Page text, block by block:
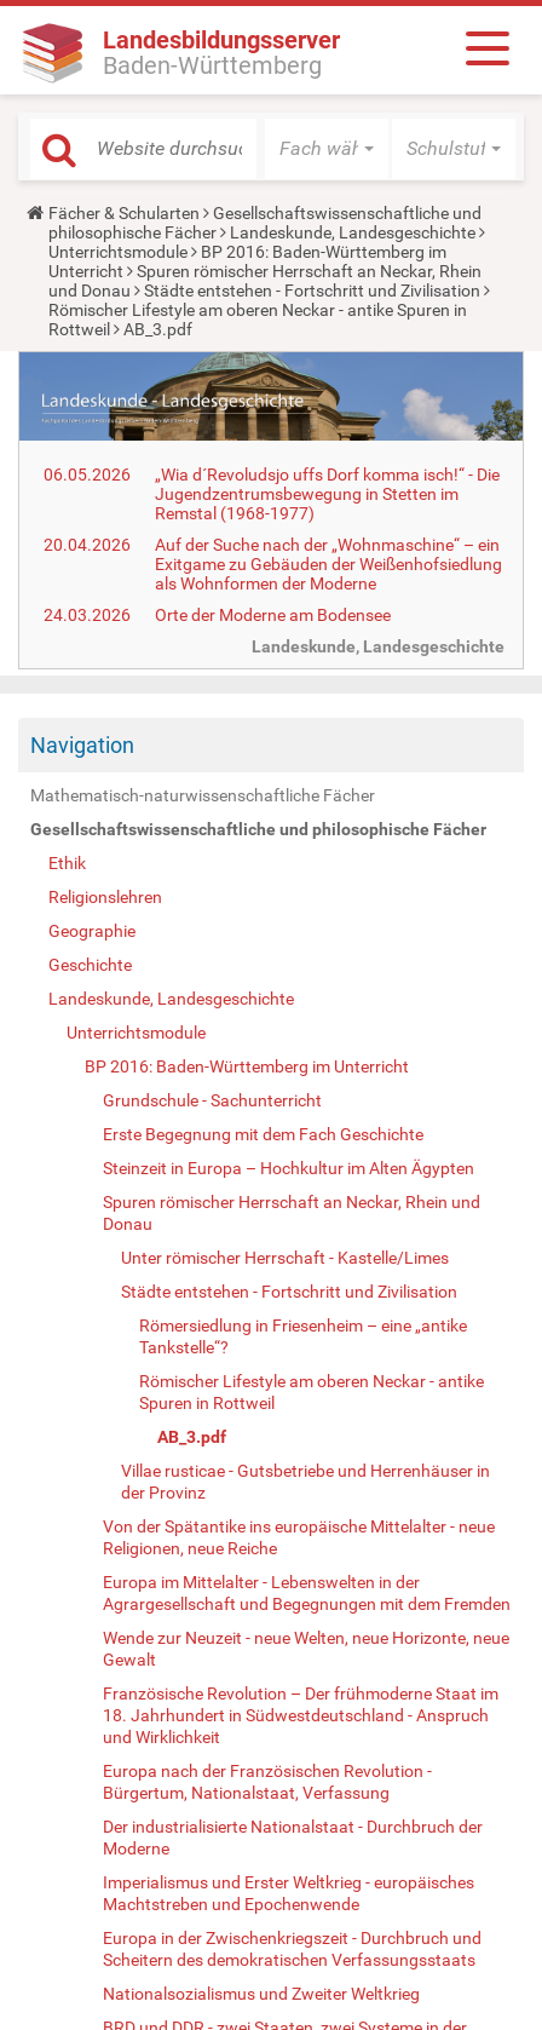
Landesbildungsserver
Baden-Württemberg
Fach wählen Schulstufe
Y
o
u
a
r
e
h
e
:
Fächer & Schularten
Gesellschaftswissenschaftliche und
philosophische Fächer
Landeskunde, Landesgeschichte
Unterrichtsmodule
BP 2016: Baden-Württemberg im
Unterricht
Spuren römischer Herrschaft an Neckar, Rhein
und Donau
Städte entstehen - Fortschritt und Zivilisation
Römischer Lifestyle am oberen Neckar - antike Spuren in
Rottweil
AB_3.pdf
06.05.2026
„Wia d´Revoludsjo uffs Dorf komma isch!“ - Die
Jugendzentrumsbewegung in Stetten im
Remstal (1968-1977)
20.04.2026
Auf der Suche nach der „Wohnmaschine“ – ein
Exitgame zu Gebäuden der Weißenhofsiedlung
als Wohnformen der Moderne
24.03.2026
Orte der Moderne am Bodensee
Landeskunde, Landesgeschichte
Navigation
Mathematisch-naturwissenschaftliche Fächer
Gesellschaftswissenschaftliche und philosophische Fächer
Ethik
Religionslehren
Geographie
Geschichte
Landeskunde, Landesgeschichte
Unterrichtsmodule
BP 2016: Baden-Württemberg im Unterricht
Grundschule - Sachunterricht
Erste Begegnung mit dem Fach Geschichte
Steinzeit in Europa – Hochkultur im Alten Ägypten
Spuren römischer Herrschaft an Neckar, Rhein und
Donau
Unter römischer Herrschaft - Kastelle/Limes
Städte entstehen - Fortschritt und Zivilisation
Römersiedlung in Friesenheim – eine „antike
Tankstelle“?
Römischer Lifestyle am oberen Neckar - antike
Spuren in Rottweil
AB_3.pdf
Villae rusticae - Gutsbetriebe und Herrenhäuser in
der Provinz
Von der Spätantike ins europäische Mittelalter - neue
Religionen, neue Reiche
Europa im Mittelalter - Lebenswelten in der
Agrargesellschaft und Begegnungen mit dem Fremden
Wende zur Neuzeit - neue Welten, neue Horizonte, neue
Gewalt
Französische Revolution – Der frühmoderne Staat im
18. Jahrhundert in Südwestdeutschland - Anspruch
und Wirklichkeit
Europa nach der Französischen Revolution -
Bürgertum, Nationalstaat, Verfassung
Der industrialisierte Nationalstaat - Durchbruch der
Moderne
Imperialismus und Erster Weltkrieg - europäisches
Machtstreben und Epochenwende
Europa in der Zwischenkriegszeit - Durchbruch und
Scheitern des demokratischen Verfassungsstaats
Nationalsozialismus und Zweiter Weltkrieg